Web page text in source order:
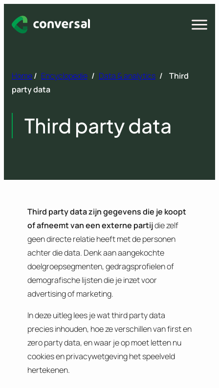
naar
Open
Home/ Encyclopedie / Data & analytics /
Third
party data
Third party data
Third party data zijn gegevens die je koopt
of afneemt van een externe partijdie zelf
geen directe relatie heeft met de personen
achter die data. Denk aan aangekochte
doelgroepsegmenten, gedragsprofielen of
demografische lijsten die je inzet voor
advertising of marketing.
In deze uitleg lees je wat third party data
precies inhouden, hoe ze verschillen van first en
zero party data, en waar je op moet letten nu
cookies en privacywetgeving het speelveld
hertekenen.